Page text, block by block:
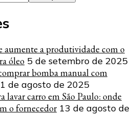
aumente a produtividade com o
óleo 5 de setembro de 2025
bomba manual com
de agosto de 2025
lavar carro em São Paulo: onde
o fornecedor 13 de agosto de